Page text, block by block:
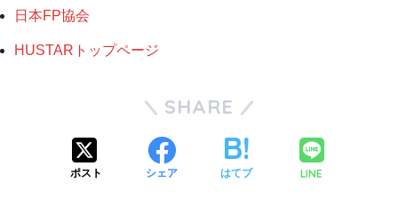
日本FP協会
HUSTARトップページ
SHARE
ポスト シェア はてブ LINE